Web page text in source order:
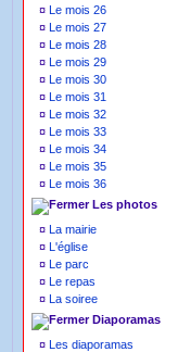
¤ Le mois 26
¤ Le mois 27
¤ Le mois 28
¤ Le mois 29
¤ Le mois 30
¤ Le mois 31
¤ Le mois 32
¤ Le mois 33
¤ Le mois 34
¤ Le mois 35
¤ Le mois 36
Les photos
¤ La mairie
¤ L'église
¤ Le parc
¤ Le repas
¤ La soiree
Diaporamas
¤ Les diaporamas